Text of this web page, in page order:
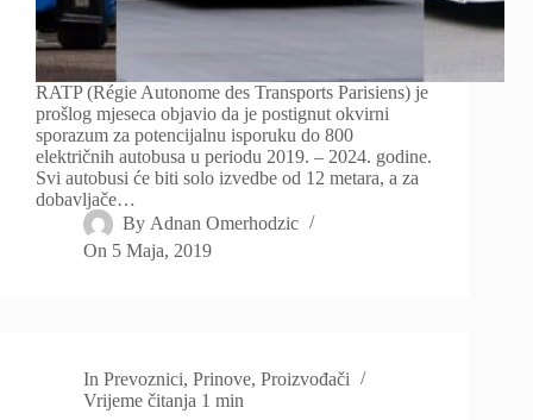
RATP (Régie Autonome des Transports Parisiens) je
prošlog mjeseca objavio da je postignut okvirni
sporazum za potencijalnu isporuku do 800
električnih autobusa u periodu 2019. – 2024. godine.
Svi autobusi će biti solo izvedbe od 12 metara, a za
dobavljače…
By Adnan Omerhodzic
On 5 Maja, 2019
In Prevoznici,Prinove,Proizvođači
Vrijeme čitanja 1 min